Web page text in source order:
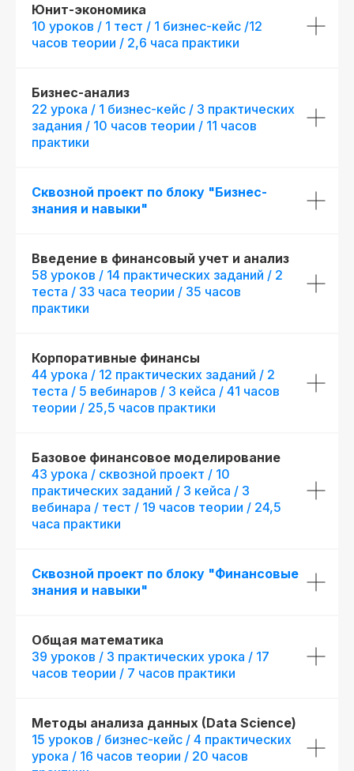
Юнит-экономика
10 уроков / 1 тест / 1 бизнес-кейс /12
часов теории / 2,6 часа практики
Бизнес-анализ
22 урока / 1 бизнес-кейс / 3 практических
задания / 10 часов теории / 11 часов
практики
Сквозной проект по блоку "Бизнес-
знания и навыки"
Введение в финансовый учет и анализ
58 уроков / 14 практических заданий / 2
теста / 33 часа теории / 35 часов
практики
Корпоративные финансы
44 урока / 12 практических заданий / 2
теста / 5 вебинаров / 3 кейса / 41 часов
теории / 25,5 часов практики
Базовое финансовое моделирование
43 урока / сквозной проект / 10
практических заданий / 3 кейса / 3
вебинара / тест / 19 часов теории / 24,5
часа практики
Сквозной проект по блоку "Финансовые
знания и навыки"
Общая математика
39 уроков / 3 практических урока / 17
часов теории / 7 часов практики
Методы анализа данных (Data Science)
15 уроков / бизнес-кейс / 4 практических
урока / 16 часов теории / 20 часов
образовательной деятельности№
Л035−01 271−78/00177 402
Вы получите официальное
удостоверение,
подтверждающее